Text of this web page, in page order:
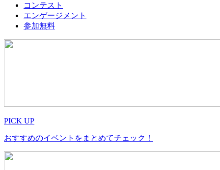
コンテスト
エンゲージメント
参加無料
PICK UP
おすすめのイベントをまとめてチェック！